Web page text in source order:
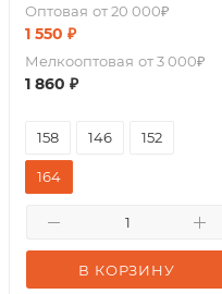
Оптовая от 20 000₽
1 550 ₽
Мелкооптовая от 3 000₽
1 860 ₽
В КОРЗИНУ
158 146 152
164